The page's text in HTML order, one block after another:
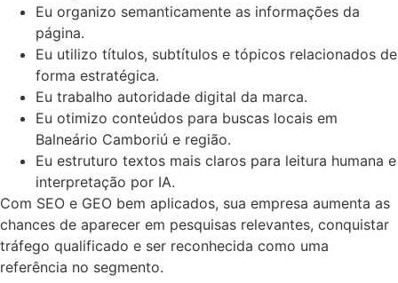
Eu organizo semanticamente as informações da
página.
Eu utilizo títulos, subtítulos e tópicos relacionados de
forma estratégica.
Eu trabalho autoridade digital da marca.
Eu otimizo conteúdos para buscas locais em
Balneário Camboriú e região.
Eu estruturo textos mais claros para leitura humana e
interpretação por IA.
Com SEO e GEO bem aplicados, sua empresa aumenta as
chances de aparecer em pesquisas relevantes, conquistar
tráfego qualificado e ser reconhecida como uma
referência no segmento.